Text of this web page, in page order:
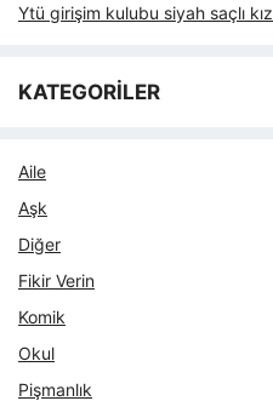
Ytü girişim kulubu siyah saçlı kız
KATEGORİLER
Aile
Aşk
Diğer
Fikir Verin
Komik
Okul
Pişmanlık